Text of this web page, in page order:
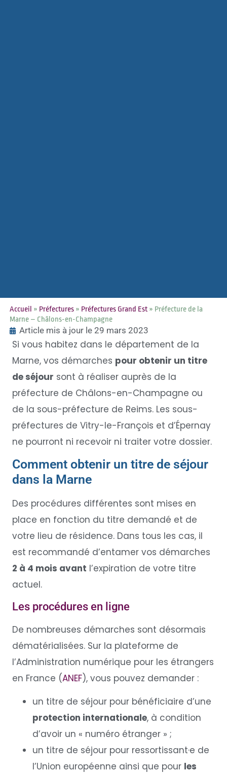
Accueil » Préfectures» Préfectures Grand Est» Préfecture de la
Marne – Châlons-en-Champagne
Article mis à jour le 29 mars 2023
Si vous habitez dans le département de la
Marne, vos démarches pour obtenir un titre
de séjour sont à réaliser auprès de la
préfecture de Châlons-en-Champagne ou
de la sous-préfecture de Reims. Les sous-
préfectures de Vitry-le-François et d’Épernay
ne pourront ni recevoir ni traiter votre dossier.
Comment obtenir un titre de séjour
dans la Marne
Des procédures différentes sont mises en
place en fonction du titre demandé et de
votre lieu de résidence. Dans tous les cas, il
est recommandé d’entamer vos démarches
2 à 4 mois avant l’expiration de votre titre
actuel.
Les procédures en ligne
De nombreuses démarches sont désormais
dématérialisées. Sur la plateforme de
l’Administration numérique pour les étrangers
en France (ANEF), vous pouvez demander :
un titre de séjour pour bénéficiaire d’une
protection internationale, à condition
d’avoir un « numéro étranger » ;
un titre de séjour pour ressortissant·e de
l’Union européenne ainsi que pour les